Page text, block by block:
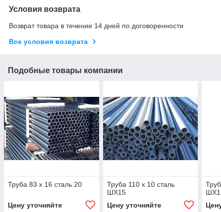
Условия возврата
Возврат товара в течение 14 дней по договоренности
Все условия возврата
Подобные товары компании
Труба 83 х 16 сталь 20
Цену уточняйте
Труба 110 х 10 сталь
ШХ15
Цену уточняйте